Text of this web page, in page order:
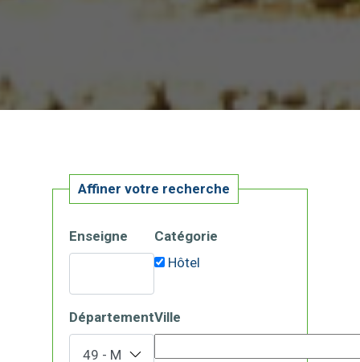
Affiner votre recherche
Enseigne
Catégorie
Hôtel
DépartementVille